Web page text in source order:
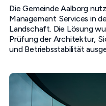
Die Gemeinde Aalborg
Management Services in
Landschaft. Die Lösung
Prüfung der Architektur,
und Betriebsstabilität